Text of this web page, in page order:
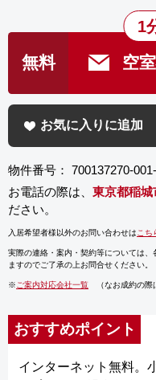
おすすめポイント
インターネット無料。
無料 空
1
お気に入りに追加
物件番号： 700137270-
お電話の際は、東京都稲
ださい。
入居希望者様以外のお問い合わせは こち
実際の連絡・案内・契約等については、
ますのでご了承の上お問合せください。
※ ご案内対応会社一覧 （なお成約の際